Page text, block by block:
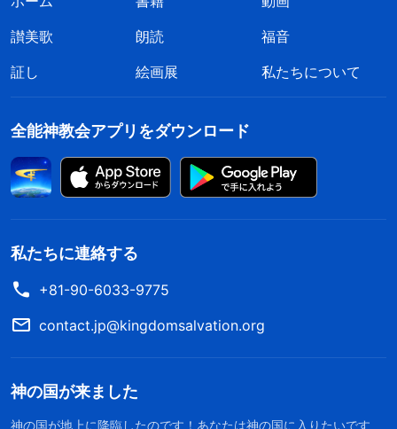
讃美歌
朗読
福音
証し
絵画展 私たちについて
全能神教会アプリをダウンロード
私たちに連絡する
+81-90-6033-9775
contact.jp@kingdomsalvation.org
神の国が来ました
神の国が地上に降臨したのです！あなたは神の国に入りたいです